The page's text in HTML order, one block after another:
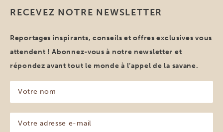
RECEVEZ NOTRE NEWSLETTER
Reportages inspirants, conseils et offres exclusives vous
attendent ! Abonnez-vous à notre newsletter et
répondez avant tout le monde à l’appel de la savane.
nom
(Nécessaire)
adresse